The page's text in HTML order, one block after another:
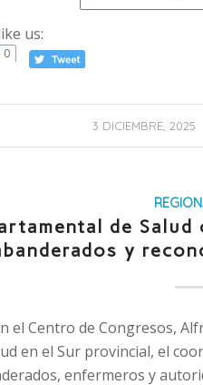
us:
0
3 DICIEMBRE, 2025
/
de
y
el Centro de Congresos,
en el Sur provincial, el
enfermeros y